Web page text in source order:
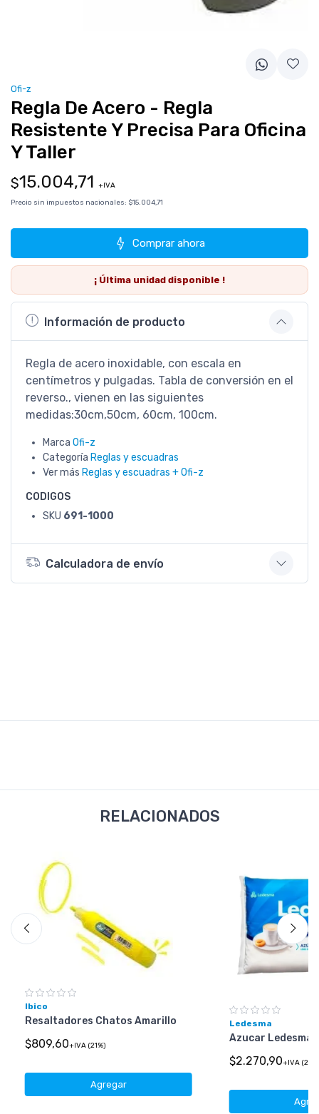
Ofi-z
Regla De Acero - Regla
Resistente Y Precisa Para Oficina
Y Taller
$15.004,71 +IVA
Precio sin impuestos nacionales: $15.004,71
Comprar ahora
¡ Última unidad disponible !
Información de producto
Regla de acero inoxidable, con escala en
centímetros y pulgadas. Tabla de conversión en el
reverso., vienen en las siguientes
medidas:30cm,50cm, 60cm, 100cm.
Marca Ofi-z
Categoría Reglas y escuadras
Ver más Reglas y escuadras + Ofi-z
CODIGOS
SKU 691-1000
Calculadora de envío
RELACIONADOS
Ibico
Resaltadores Chatos Amarillo
$809,60+IVA (21%)
Agregar
Ledesma
Azucar Ledesma
$2.270,90+IVA (21%)